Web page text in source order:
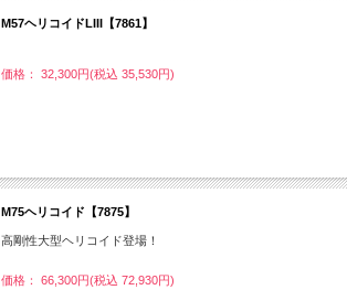
M57ヘリコイドLIII【7861】
価格： 32,300円(税込 35,530円)
M75ヘリコイド【7875】
高剛性大型ヘリコイド登場！
価格： 66,300円(税込 72,930円)